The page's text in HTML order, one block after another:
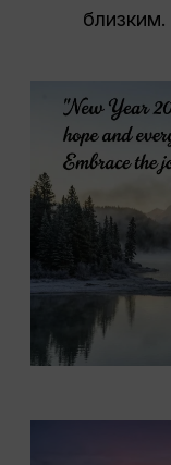
близким.